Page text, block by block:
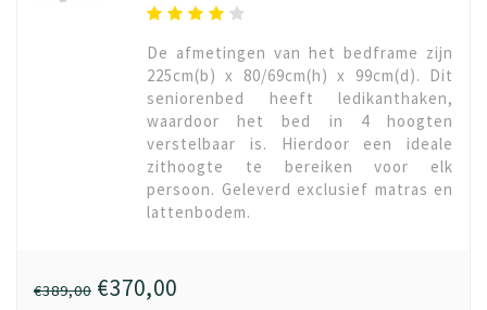
De afmetingen van het bedframe zijn
225cm(b) x 80/69cm(h) x 99cm(d). Dit
seniorenbed heeft ledikanthaken,
waardoor het bed in 4 hoogten
verstelbaar is. Hierdoor een ideale
zithoogte te bereiken voor elk
persoon. Geleverd exclusief matras en
lattenbodem.
€389,00 €370,00